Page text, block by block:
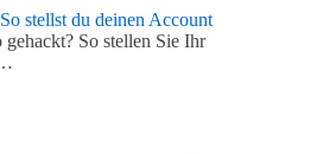
stellst du deinen Account
So stellen Sie Ihr